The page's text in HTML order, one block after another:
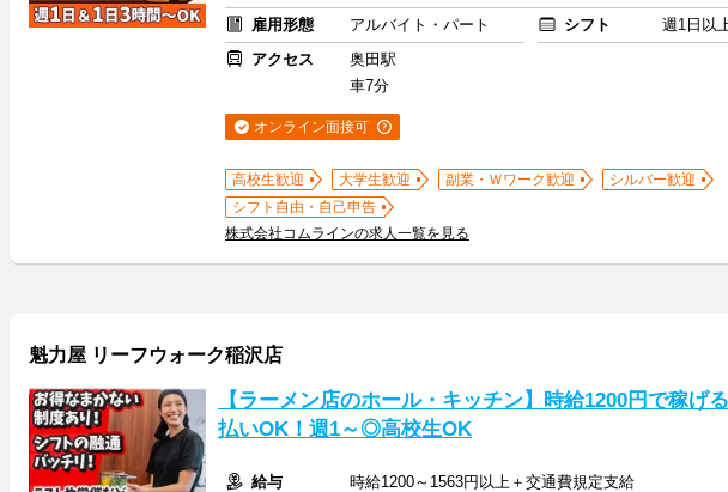
雇用形態
アルバイト・パート シフト
週1日以
アクセス
奥田駅
車7分
オンライン面接可
高校生歓迎 大学生歓迎 副業・Ｗワーク歓迎
シルバー歓迎
シフト自由・自己申告
株式会社コムラインの求人一覧を見る
魁力屋 リーフウォーク稲沢店
【ラーメン店のホール・キッチン】時給1200円で稼げ
払いOK！週1～◎高校生OK
給与
時給1200～1563円以上＋交通費規定支給